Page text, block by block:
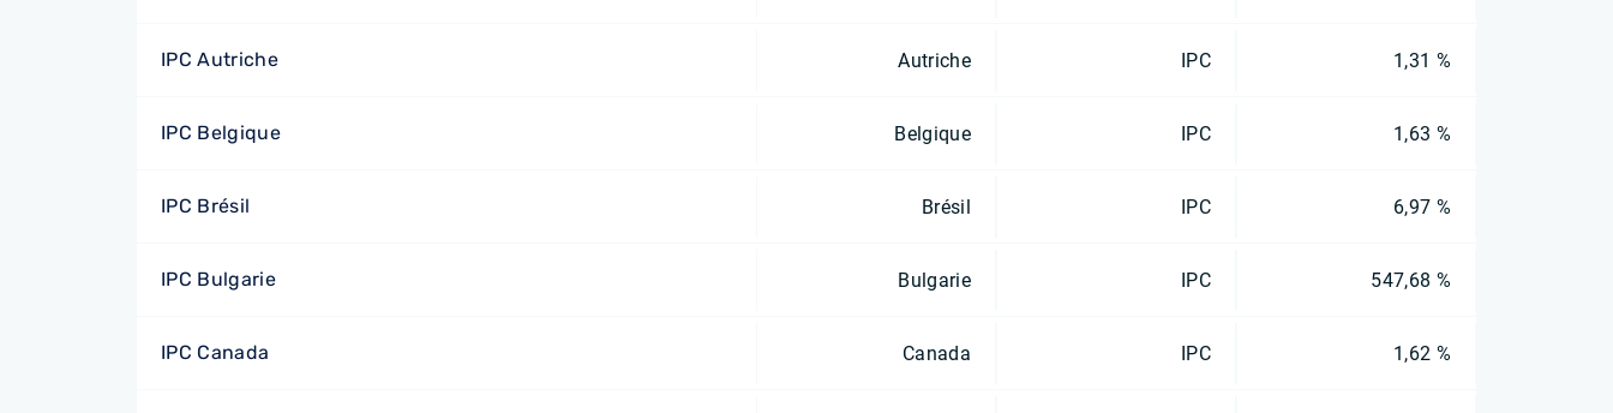
IPC Autriche Autriche IPC 1,31 %
IPC Belgique Belgique IPC 1,63 %
IPC Brésil Brésil IPC 6,97 %
IPC Bulgarie Bulgarie IPC 547,68 %
IPC Canada Canada IPC 1,62 %